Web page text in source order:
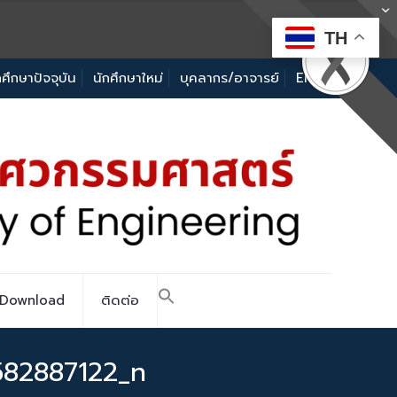
กษาปัจจุบัน นักศึกษาใหม่ บุคลากร/อาจารย์ EN
Download ติดต่อ
TH